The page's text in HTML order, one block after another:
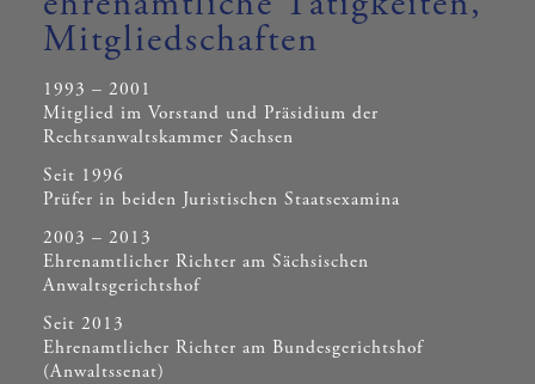
Mitgliedschaften
1993 – 2001
Mitglied im Vorstand und Präsidium der
Rechtsanwaltskammer Sachsen
Seit 1996
Prüfer in beiden Juristischen Staatsexamina
2003 – 2013
Ehrenamtlicher Richter am Sächsischen
Anwaltsgerichtshof
Seit 2013
Ehrenamtlicher Richter am Bundesgerichtshof
(Anwaltssenat)